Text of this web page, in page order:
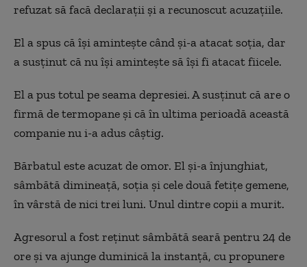
refuzat să facă declarații și a recunoscut acuzațiile.
El a spus că își amintește când și-a atacat soția, dar
a susținut că nu își amintește să își fi atacat fiicele.
El a pus totul pe seama depresiei. A susținut că are o
firmă de termopane și că în ultima perioadă această
companie nu i-a adus câștig.
Bărbatul este acuzat de omor. El și-a înjunghiat,
sâmbătă dimineață, soția și cele două fetițe gemene,
în vârstă de nici trei luni. Unul dintre copii a murit.
Agresorul a fost reținut sâmbătă seară pentru 24 de
ore și va ajunge duminică la instanță, cu propunere